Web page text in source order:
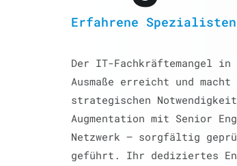
Erfahrene Spezialisten
Der IT-Fachkräftemangel
Ausmaße erreicht und
strategischen
Augmentation mit Senior
Netzwerk — sorgfältig
geführt. Ihr dediziertes